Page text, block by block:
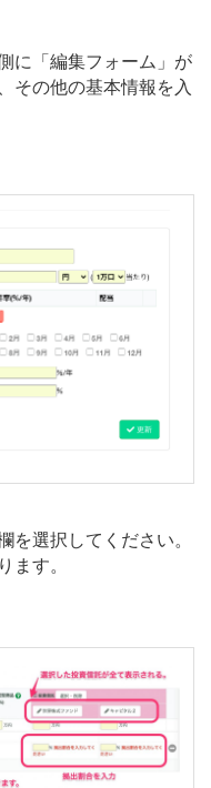
に「編集フォーム」が
その他の基本情報を入
選択してください。
ます。